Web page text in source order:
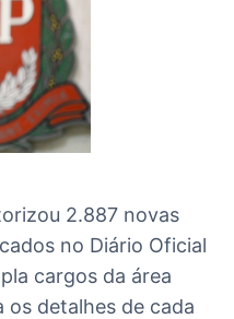
2.887 novas
no Diário Oficial
cargos da área
os detalhes de cada